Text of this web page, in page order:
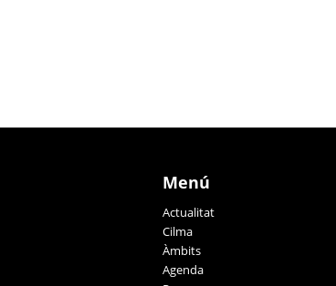
Menú
Actualitat
Cilma
Àmbits
Agenda